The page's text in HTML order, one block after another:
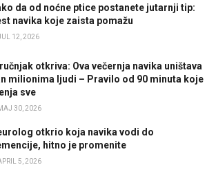
da od noćne ptice postanete jutarnji tip:
navika koje zaista pomažu
12, 2026
otkriva: Ova večernja navika uništava
milionima ljudi – Pravilo od 90 minuta koje
sve
30, 2026
otkrio koja navika vodi do
hitno je promenite
5, 2026